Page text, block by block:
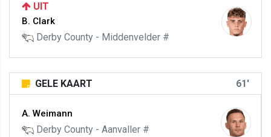
UIT
B. Clark
Derby County - Middenvelder #
GELE KAART 61'
A. Weimann
Derby County - Aanvaller #